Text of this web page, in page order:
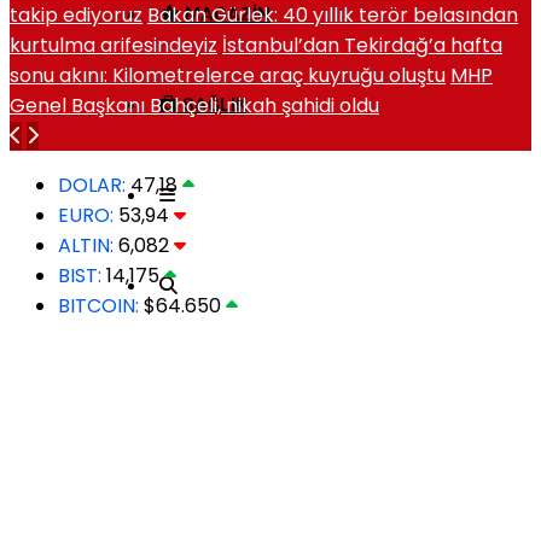
MAGAZIN
SAĞLIK
takip ediyoruz Bakan Gürlek: 40 yıllık terör belasından
kurtulma arifesindeyiz İstanbul’dan Tekirdağ’a hafta
sonu akını: Kilometrelerce araç kuyruğu oluştu MHP
Genel Başkanı Bahçeli, nikah şahidi oldu
DOLAR: 47,18
EURO: 53,94
ALTIN: 6,082
BIST: 14,175
BITCOIN: $64.650